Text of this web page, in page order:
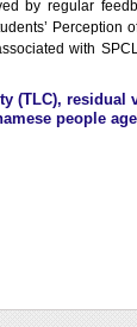
by regular
Perception
with
(TLC), residual
people